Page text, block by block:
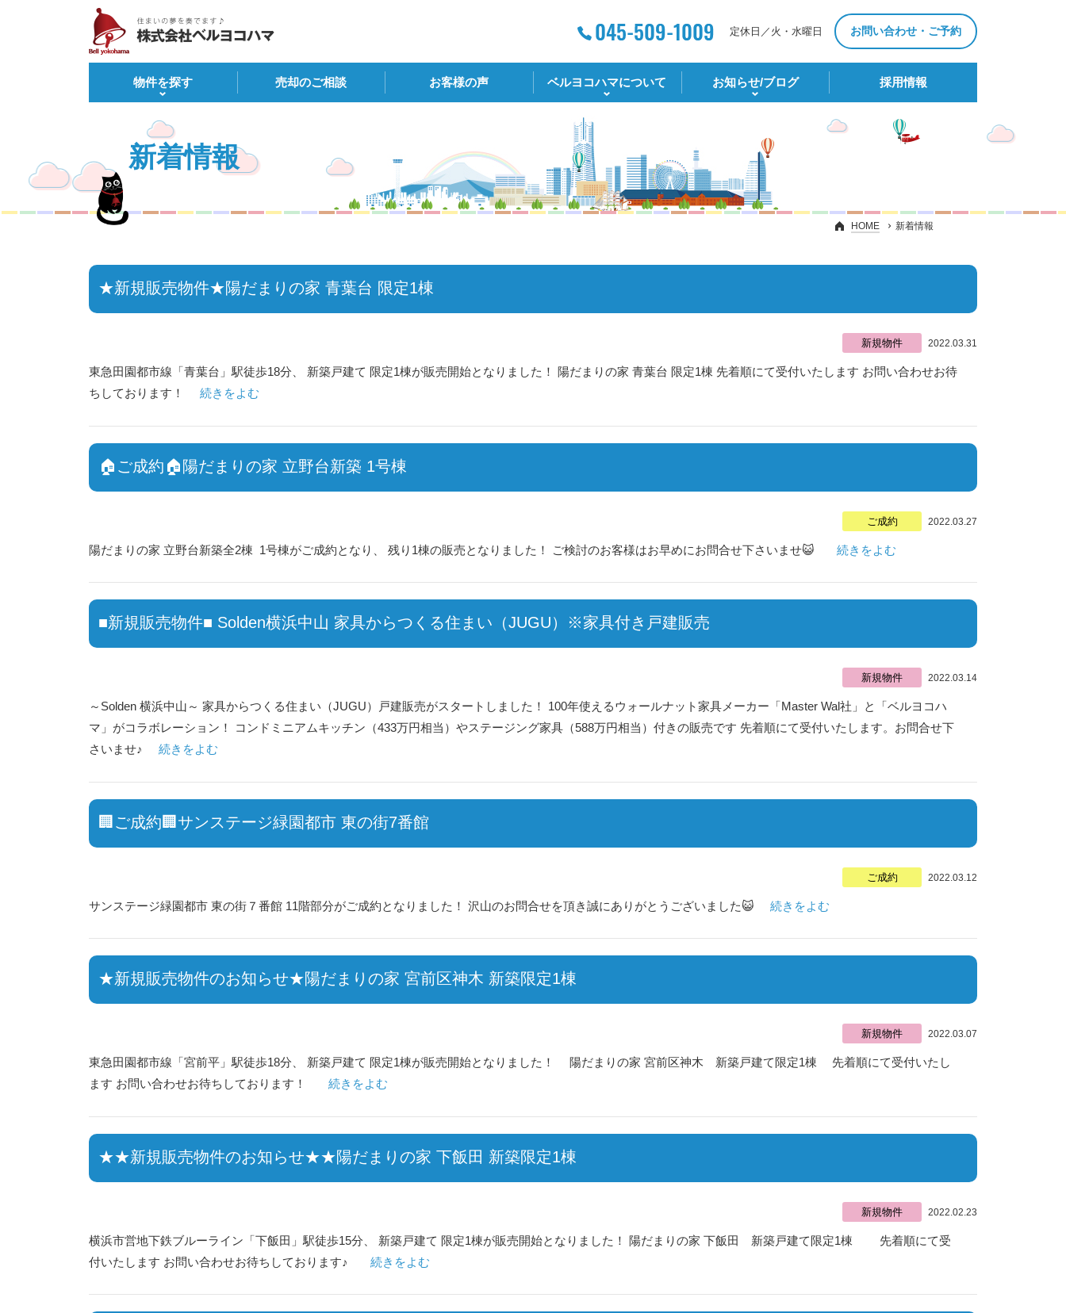
定休日／火・水曜日 お問い合わせ・ご予約
物件を探す 売却のご相談 お客様の声 ベルヨコハマについて お知らせ/ブログ 採⽤情報
新着情報
HOME 新着情報
★新規販売物件★陽だまりの家 青葉台 限定1棟
新規物件 2022.03.31
東急田園都市線「青葉台」駅徒歩18分、 新築戸建て 限定1棟が販売開始となりました！ 陽だまりの家 青葉台 限定1棟 先着順にて受付いたします お問い合わせお待
ちしております！
続きをよむ
🏠ご成約🏠陽だまりの家 立野台新築 1号棟
ご成約 2022.03.27
陽だまりの家 立野台新築全2棟 1号棟がご成約となり、 残り1棟の販売となりました！ ご検討のお客様はお早めにお問合せ下さいませ😺 続きをよむ
■新規販売物件■ Solden横浜中山 家具からつくる住まい（JUGU）※家具付き戸建販売
新規物件 2022.03.14
～Solden 横浜中山～ 家具からつくる住まい（JUGU）戸建販売がスタートしました！ 100年使えるウォールナット家具メーカー「Master Wal社」と「ベルヨコハ
マ」がコラボレーション！ コンドミニアムキッチン（433万円相当）やステージング家具（588万円相当）付きの販売です 先着順にて受付いたします。お問合せ下
さいませ♪
続きをよむ
🏢ご成約🏢サンステージ緑園都市 東の街7番館
ご成約 2022.03.12
サンステージ緑園都市 東の街７番館 11階部分がご成約となりました！ 沢山のお問合せを頂き誠にありがとうございました😺 続きをよむ
★新規販売物件のお知らせ★陽だまりの家 宮前区神木 新築限定1棟
新規物件 2022.03.07
東急田園都市線「宮前平」駅徒歩18分、 新築戸建て 限定1棟が販売開始となりました！ 陽だまりの家 宮前区神木 新築戸建て限定1棟 先着順にて受付いたし
ます お問い合わせお待ちしております！
続きをよむ
★★新規販売物件のお知らせ★★陽だまりの家 下飯田 新築限定1棟
新規物件 2022.02.23
横浜市営地下鉄ブルーライン「下飯田」駅徒歩15分、 新築戸建て 限定1棟が販売開始となりました！ 陽だまりの家 下飯田 新築戸建て限定1棟 先着順にて受
付いたします お問い合わせお待ちしております♪
続きをよむ